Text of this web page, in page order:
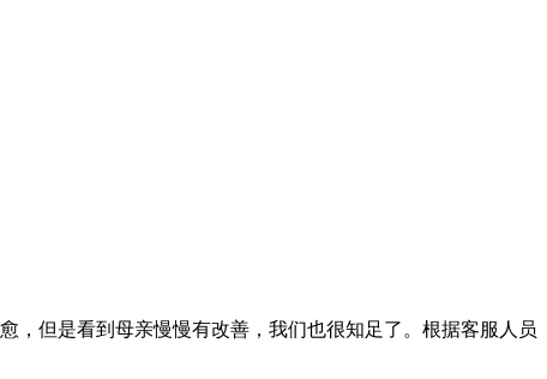
，但是看到母亲慢慢有改善，我们也很知足了。根据客服人员